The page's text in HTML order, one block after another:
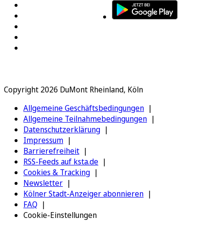
Copyright 2026 DuMont Rheinland, Köln
Allgemeine Geschäftsbedingungen
Allgemeine Teilnahmebedingungen
Datenschutzerklärung
Impressum
Barrierefreiheit
RSS-Feeds auf ksta.de
Cookies & Tracking
Newsletter
Kölner Stadt-Anzeiger abonnieren
FAQ
Cookie-Einstellungen